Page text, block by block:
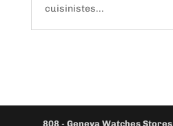
cuisinistes...
808 -Geneva Watches Stores